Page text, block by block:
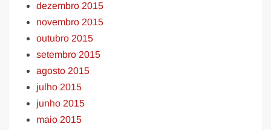
dezembro 2015
novembro 2015
outubro 2015
setembro 2015
agosto 2015
julho 2015
junho 2015
maio 2015